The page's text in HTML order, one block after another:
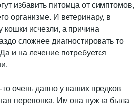
избавить питомца от симптомов,
организме. И ветеринару, в
кошки исчезли, а причина
сложнее диагностировать то
и на лечение потребуется
очень давно у наших предков
перепонка. Им она нужна была